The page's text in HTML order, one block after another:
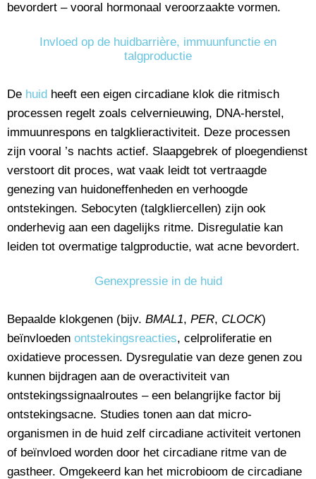
bevordert – vooral hormonaal veroorzaakte vormen.
Invloed op de huidbarrière, immuunfunctie en
talgproductie
De huid heeft een eigen circadiane klok die ritmisch
processen regelt zoals celvernieuwing, DNA-herstel,
immuunrespons en talgklieractiviteit. Deze processen
zijn vooral ’s nachts actief. Slaapgebrek of ploegendienst
verstoort dit proces, wat vaak leidt tot vertraagde
genezing van huidoneffenheden en verhoogde
ontstekingen. Sebocyten (talgkliercellen) zijn ook
onderhevig aan een dagelijks ritme. Disregulatie kan
leiden tot overmatige talgproductie, wat acne bevordert.
Genexpressie in de huid
Bepaalde klokgenen (bijv. BMAL1, PER, CLOCK)
beïnvloeden ontstekingsreacties, celproliferatie en
oxidatieve processen. Dysregulatie van deze genen zou
kunnen bijdragen aan de overactiviteit van
ontstekingssignaalroutes – een belangrijke factor bij
ontstekingsacne. Studies tonen aan dat micro-
organismen in de huid zelf circadiane activiteit vertonen
of beïnvloed worden door het circadiane ritme van de
gastheer. Omgekeerd kan het microbioom de circadiane